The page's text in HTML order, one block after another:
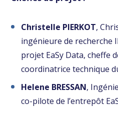
Christelle PIERKOT,
ingénieure de recherche
projet EaSy Data, cheffe
coordinatrice technique
Helene BRESSAN,
co-pilote de l’entrepôt